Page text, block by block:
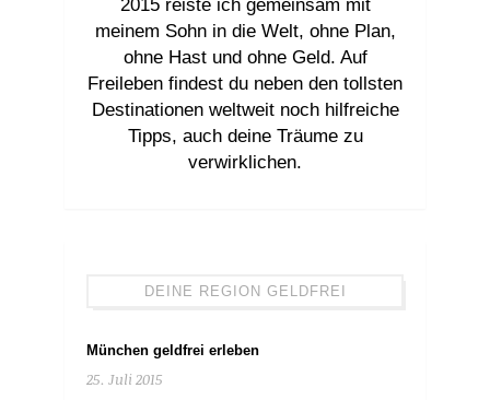
2015 reiste ich gemeinsam mit
meinem Sohn in die Welt, ohne Plan,
ohne Hast und ohne Geld. Auf
Freileben findest du neben den tollsten
Destinationen weltweit noch hilfreiche
Tipps, auch deine Träume zu
verwirklichen.
DEINE REGION GELDFREI
München geldfrei erleben
25. Juli 2015